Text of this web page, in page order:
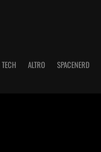
TECH ALTRO SPACENERD